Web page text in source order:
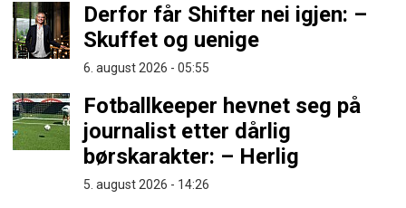
Derfor får Shifter nei igjen: –
Skuffet og uenige
6. august 2026 - 05:55
Fotballkeeper hevnet seg på
journalist etter dårlig
børskarakter: – Herlig
5. august 2026 - 14:26